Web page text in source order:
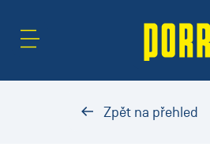
Zpět na přehled